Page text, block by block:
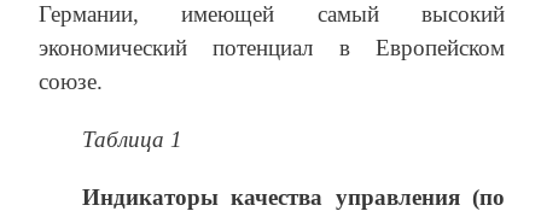
Германии, имеющей самый высокий
экономический потенциал в Европейском
союзе.
Таблица 1
Индикаторы качества управления (по